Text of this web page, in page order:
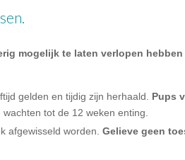
mogelijk te laten verlopen hebben
gelden en tijdig zijn herhaald. Pups
tot de 12 weken enting.
afgewisseld worden. Gelieve geen